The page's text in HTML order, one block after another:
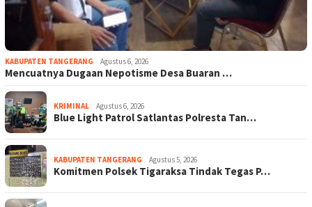
KABUPATEN TANGERANG Agustus 6, 2026
Mencuatnya Dugaan Nepotisme Desa Buaran …
KRIMINAL Agustus 6, 2026
Blue Light Patrol Satlantas Polresta Tan…
KABUPATEN TANGERANG Agustus 5, 2026
Komitmen Polsek Tigaraksa Tindak Tegas P…